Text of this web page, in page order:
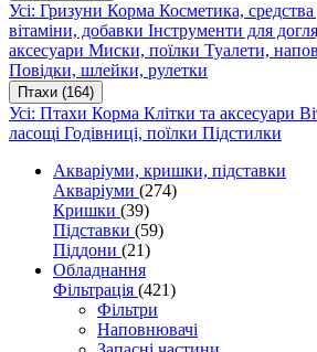
Усі: Гризуни Корма Косметика,
вітаміни, добавки Інструменти для
аксесуари Миски, поїлки Туалети,
Повідки, шлейки, рулетки
Птахи (164)
Усі: Птахи Корма Клітки та аксесуари
ласощі Годівниці, поїлки Підстилки
Акваріуми, кришки, підставки
Акваріуми (274)
Кришки (39)
Підставки (59)
Піддони (21)
Обладнання
Фільтрація (421)
Фільтри
Наповнювачі